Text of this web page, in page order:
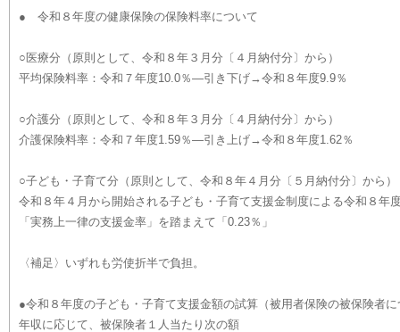
● 令和８年度の健康保険の保険料率について
○医療分（原則として、令和８年３月分〔４月納付分〕から）
平均保険料率：令和７年度10.0％―引き下げ→令和８年度9.9％
○介護分（原則として、令和８年３月分〔４月納付分〕から）
介護保険料率：令和７年度1.59％―引き上げ→令和８年度1.62％
○子ども・子育て分（原則として、令和８年４月分〔５月納付分〕から）
令和８年４月から開始される子ども・子育て支援金制度による令和８年
「実務上一律の支援金率」を踏まえて「0.23％」
〈補足〉いずれも労使折半で負担。
●令和８年度の子ども・子育て支援金額の試算（被用者保険の被保険者
年収に応じて、被保険者１人当たり次の額